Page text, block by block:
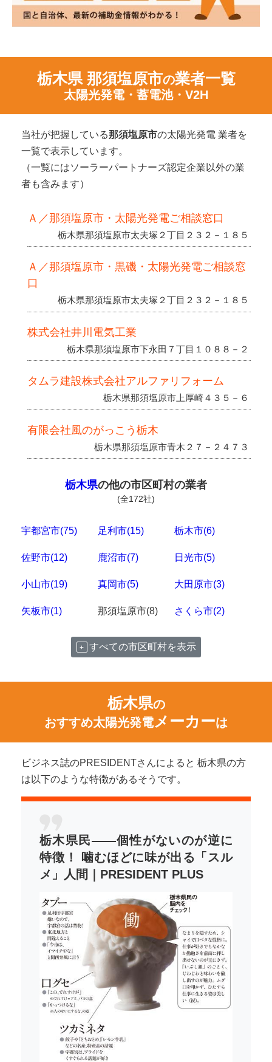
栃木県 那須塩原市の業者一覧
太陽光発電・蓄電池・V2H
当社が把握している那須塩原市の太陽光発電 業者を
一覧で表示しています。
（一覧にはソーラーパートナーズ認定企業以外の業
者も含みます）
Ａ／那須塩原市・太陽光発電ご相談窓口
栃木県那須塩原市太夫塚２丁目２３２－１８５
Ａ／那須塩原市・黒磯・太陽光発電ご相談窓
口
栃木県那須塩原市太夫塚２丁目２３２－１８５
株式会社井川電気工業
栃木県那須塩原市下永田７丁目１０８８－２
タムラ建設株式会社アルファリフォーム
栃木県那須塩原市上厚崎４３５－６
有限会社風のがっこう栃木
栃木県那須塩原市青木２７－２４７３
栃木県の他の市区町村の業者
(全172社)
宇都宮市(75) 足利市(15) 栃木市(6)
佐野市(12) 鹿沼市(7) 日光市(5)
小山市(19) 真岡市(5) 大田原市(3)
矢板市(1) 那須塩原市(8) さくら市(2)
すべての市区町村を表示
栃木県の
おすすめ太陽光発電メーカーは
ビジネス誌のPRESIDENTさんによると 栃木県の方
は以下のような特徴があるそうです。
栃木県民――個性がないのが逆に
特徴！ 噛むほどに味が出る「スル
メ」人間｜PRESIDENT PLUS